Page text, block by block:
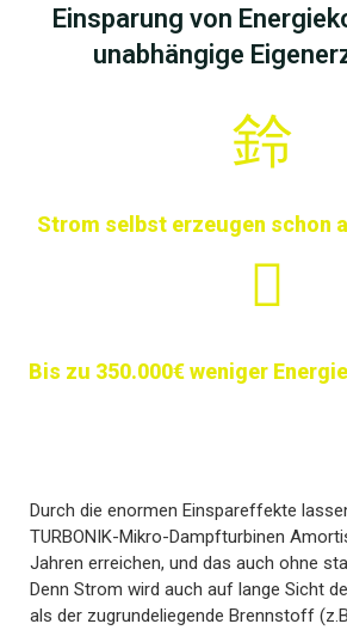
Einsparung von
unabhängige
Strom selbst erzeugen schon
Bis zu 350.000€ weniger
Durch die enormen Einspareffekte
TURBONIK-Mikro-Dampfturbinen
Jahren erreichen, und das auch ohne
Denn Strom wird auch auf lange Sicht
als der zugrundeliegende Brennstoff